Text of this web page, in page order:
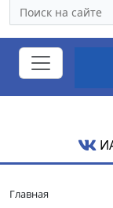
Главная